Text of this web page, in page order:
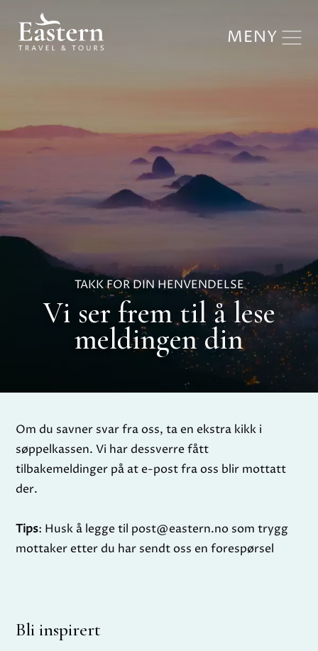
MENY
TAKK FOR DIN HENVENDELSE
Vi ser frem til å lese
meldingen din
Om du savner svar fra oss, ta en ekstra kikk i
søppelkassen. Vi har dessverre fått
tilbakemeldinger på at e-post fra oss blir mottatt
der.
Tips: Husk å legge til post@eastern.no som trygg
mottaker etter du har sendt oss en forespørsel
Bli inspirert